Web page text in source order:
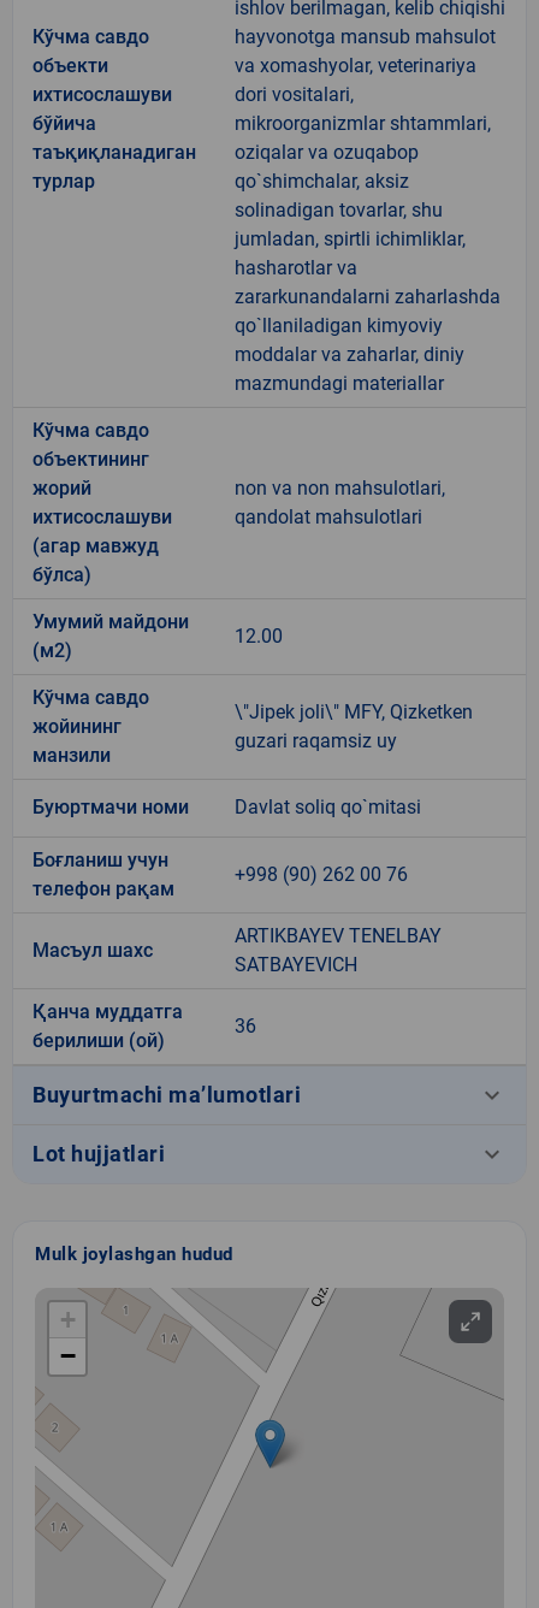
Кўчма савдо
объекти
ихтисослашуви
бўйича
таъқиқланадиган
турлар
ishlov berilmagan, kelib chiqishi
hayvonotga mansub mahsulot
va xomashyolar, veterinariya
dori vositalari,
mikroorganizmlar shtammlari,
oziqalar va ozuqabop
qo`shimchalar, aksiz
solinadigan tovarlar, shu
jumladan, spirtli ichimliklar,
hasharotlar va
zararkunandalarni zaharlashda
qo`llaniladigan kimyoviy
moddalar va zaharlar, diniy
mazmundagi materiallar
Кўчма савдо
объектининг
жорий
ихтисослашуви
(агар мавжуд
бўлса)
non va non mahsulotlari,
qandolat mahsulotlari
Умумий майдони
(м2)
12.00
Кўчма савдо
жойининг
манзили
\"Jipek joli\" MFY, Qizketken
guzari raqamsiz uy
Буюртмачи номи Davlat soliq qo`mitasi
Боғланиш учун
телефон рақам
+998 (90) 262 00 76
Масъул шахс
ARTIKBAYEV TENELBAY
SATBAYEVICH
Қанча муддатга
берилиши (ой)
36
Buyurtmachi ma’lumotlari keyboard_arrow_down
Lot hujjatlari keyboard_arrow_down
Mulk joylashgan hudud
+
−